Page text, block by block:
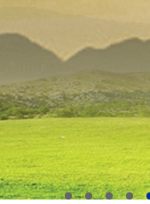
瓦、高分子西式瓦[2017-10-25]